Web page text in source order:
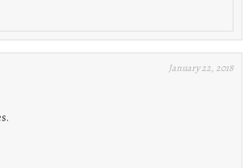
January 22, 2018